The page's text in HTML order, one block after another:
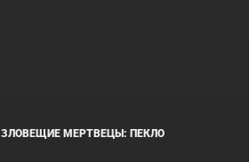
ЗЛОВЕЩИЕ МЕРТВЕЦЫ: ПЕКЛО